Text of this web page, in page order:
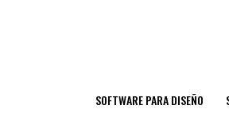
SOFTWARE PARA DISEÑO